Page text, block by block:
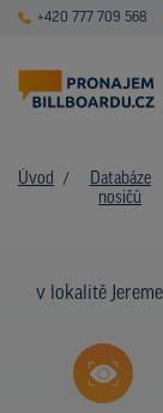
+420 777 709 568
Úvod
Databáze
nosičů
v lokalitě